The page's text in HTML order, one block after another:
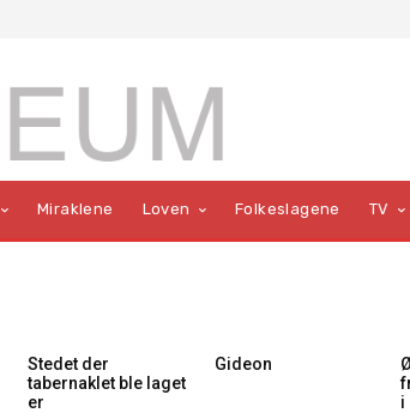
Miraklene Loven Folkeslagene TV
Stedet der
tabernaklet ble laget
er
Gideon
i